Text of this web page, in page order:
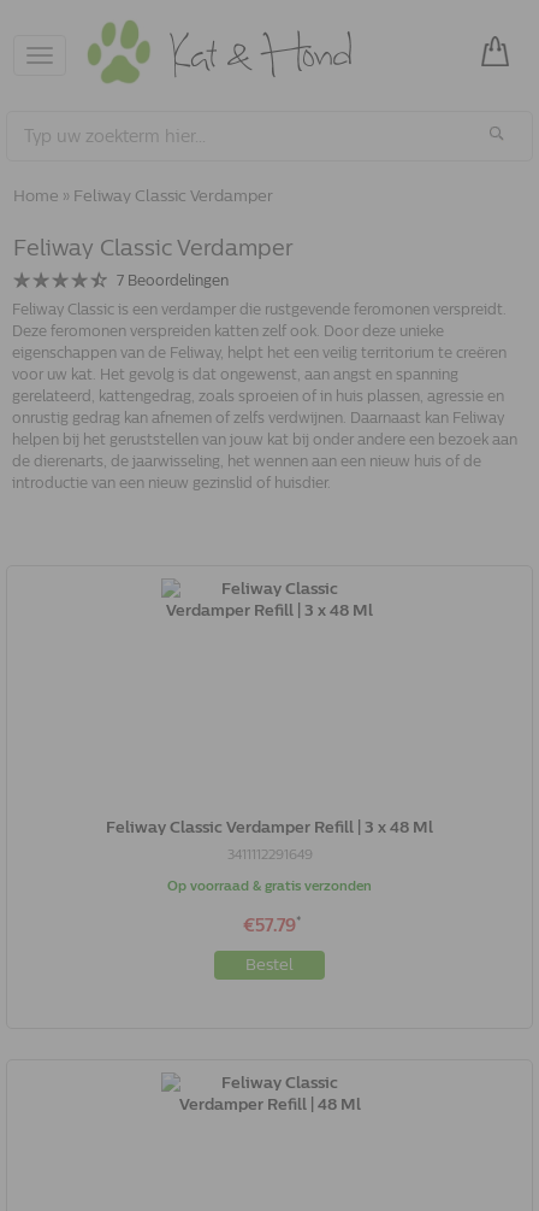
Toggle
navigation
Home » Feliway Classic Verdamper
Feliway Classic Verdamper
7 Beoordelingen
Feliway Classic is een verdamper die rustgevende feromonen verspreidt.
Deze feromonen verspreiden katten zelf ook. Door deze unieke
eigenschappen van de Feliway, helpt het een veilig territorium te creëren
voor uw kat. Het gevolg is dat ongewenst, aan angst en spanning
gerelateerd, kattengedrag, zoals sproeien of in huis plassen, agressie en
onrustig gedrag kan afnemen of zelfs verdwijnen. Daarnaast kan Feliway
helpen bij het geruststellen van jouw kat bij onder andere een bezoek aan
de dierenarts, de jaarwisseling, het wennen aan een nieuw huis of de
introductie van een nieuw gezinslid of huisdier.
Feliway Classic Verdamper Refill | 3 x 48 Ml
3411112291649
Op voorraad & gratis verzonden
€57.79*
Bestel